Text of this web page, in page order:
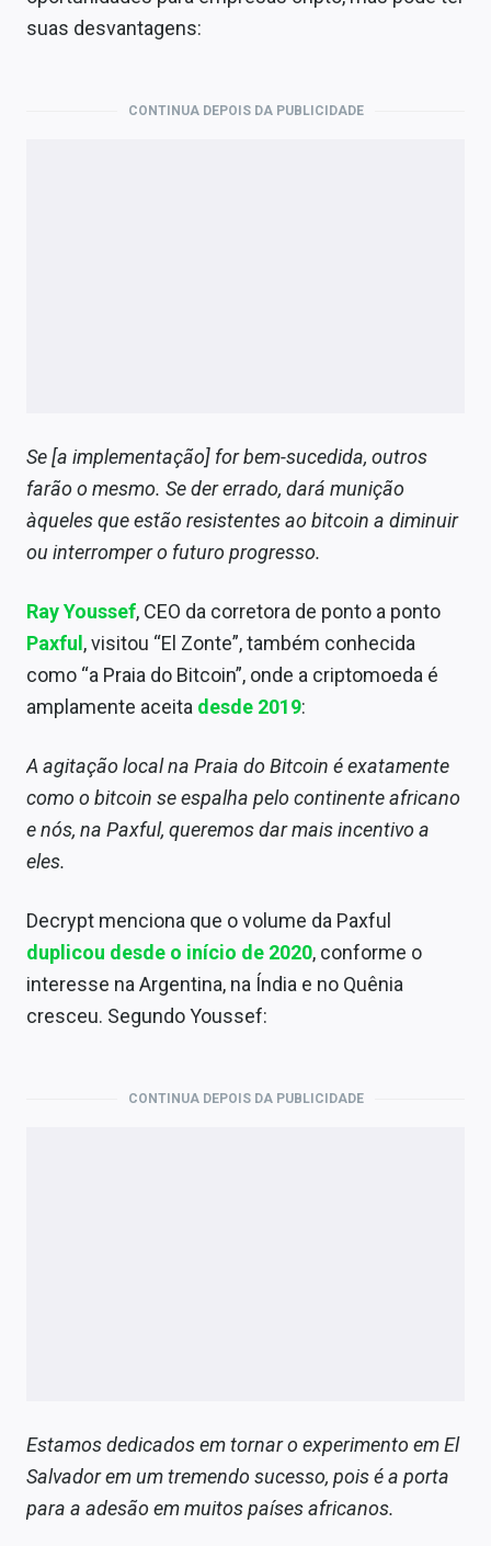
suas desvantagens:
CONTINUA DEPOIS DA PUBLICIDADE
Se [a implementação] for bem-sucedida, outros
farão o mesmo. Se der errado, dará munição
àqueles que estão resistentes ao bitcoin a diminuir
ou interromper o futuro progresso.
Ray Youssef, CEO da corretora de ponto a ponto
Paxful , visitou “El Zonte”, também conhecida
como “a Praia do Bitcoin”, onde a criptomoeda é
amplamente aceita desde 2019:
A agitação local na Praia do Bitcoin é exatamente
como o bitcoin se espalha pelo continente africano
e nós, na Paxful, queremos dar mais incentivo a
eles.
Decrypt menciona que o volume da Paxful
duplicou desde o início de 2020, conforme o
interesse na Argentina, na Índia e no Quênia
cresceu. Segundo Youssef:
CONTINUA DEPOIS DA PUBLICIDADE
Estamos dedicados em tornar o experimento em El
Salvador em um tremendo sucesso, pois é a porta
para a adesão em muitos países africanos.